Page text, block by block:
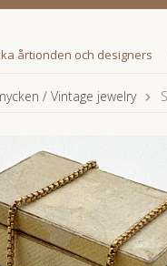
årtionden och designers
/ Vintage jewelry